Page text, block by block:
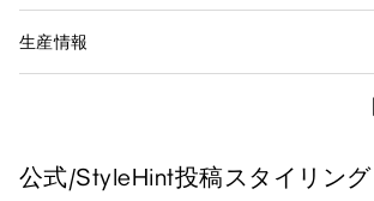
生産情報
公式/StyleHint投稿スタイリング